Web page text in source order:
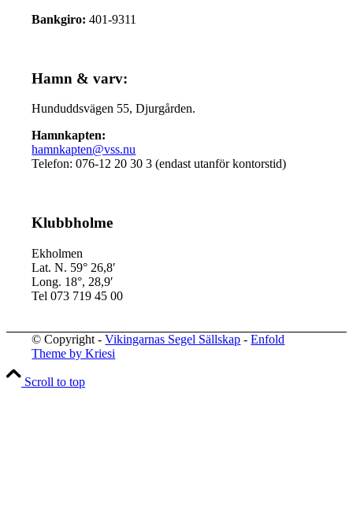
Bankgiro:401-9311
Hamn & varv:
Hunduddsvägen 55, Djurgården.
Hamnkapten:
hamnkapten@vss.nu
Telefon: 076-12 20 30 3 (endast utanför kontorstid)
Klubbholme
Ekholmen
Lat. N. 59° 26,8′
Long. 18°, 28,9′
Tel 073 719 45 00
© Copyright -Vikingarnas Segel Sällskap -Enfold
Theme by Kriesi
Scroll to top